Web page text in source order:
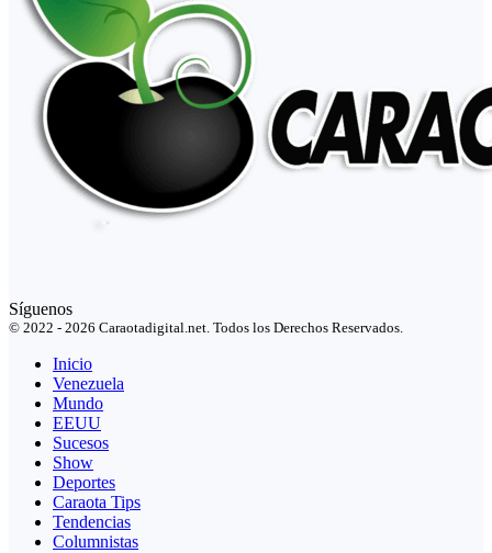
Síguenos
© 2022 - 2026 Caraotadigital.net. Todos los Derechos Reservados.
Inicio
Venezuela
Mundo
EEUU
Sucesos
Show
Deportes
Caraota Tips
Tendencias
Columnistas